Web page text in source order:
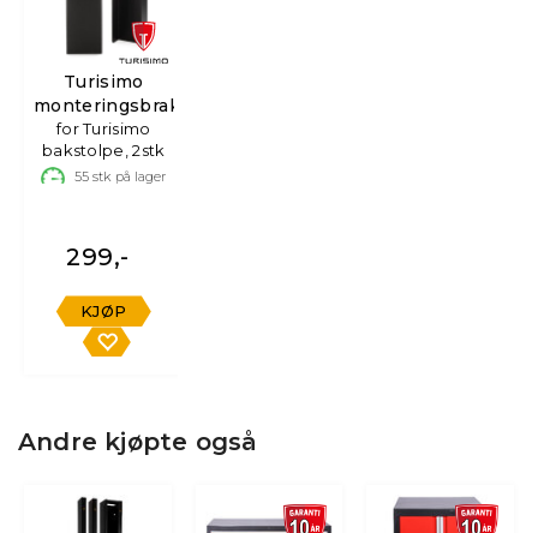
Turisimo
monteringsbrakett
for Turisimo
bakstolpe, 2stk
55 stk på lager
299,-
KJØP
Andre kjøpte også